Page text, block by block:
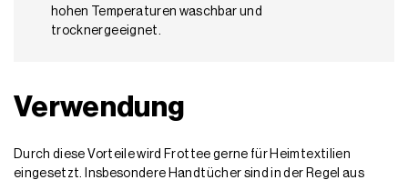
hohen Temperaturen waschbar und
trocknergeeignet.
Verwendung
Durch diese Vorteile wird Frottee gerne für Heimtextilien
eingesetzt. Insbesondere Handtücher sind in der Regel aus